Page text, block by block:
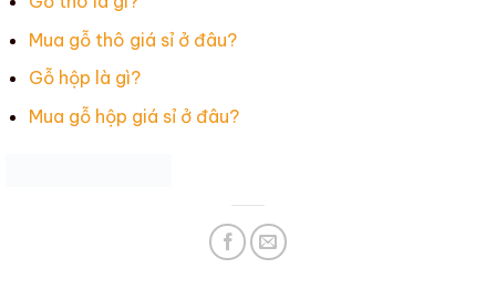
Mua gỗ thô giá sỉ ở đâu?
Gỗ hộp là gì?
Mua gỗ hộp giá sỉ ở đâu?